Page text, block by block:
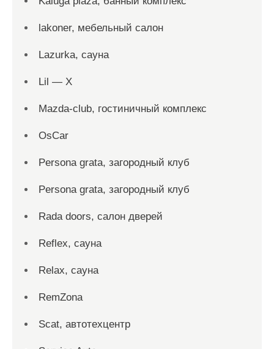
lakoner, мебельный салон
Lazurka, сауна
Lil — X
Mazda-club, гостиничный комплекс
OsCar
Persona grata, загородный клуб
Persona grata, загородный клуб
Rada doors, салон дверей
Reflex, сауна
Relax, сауна
RemZona
Scat, автотехцентр